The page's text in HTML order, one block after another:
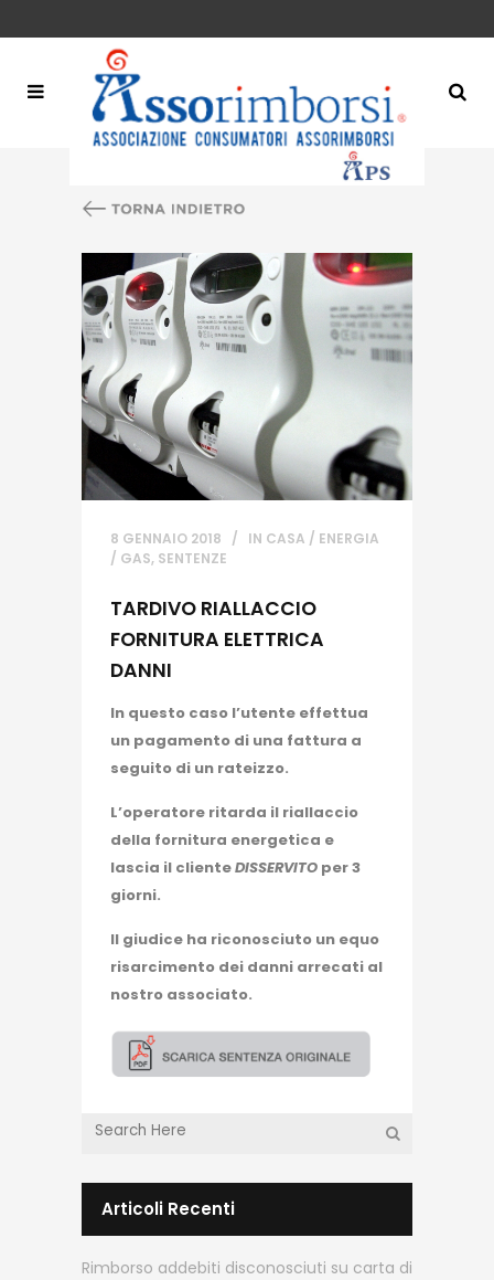
8 GENNAIO 2018 IN CASA / ENERGIA
/ GAS, SENTENZE
TARDIVO RIALLACCIO
FORNITURA ELETTRICA
DANNI
In questo caso l’utente effettua
un pagamento di una fattura a
seguito di un rateizzo.
L’operatore ritarda il riallaccio
della fornitura energetica e
lascia il clienteDISSERVITO per 3
giorni.
Il giudice ha riconosciuto un equo
risarcimento dei danni arrecati al
nostro associato.
Articoli Recenti
Rimborso addebiti disconosciuti su carta di